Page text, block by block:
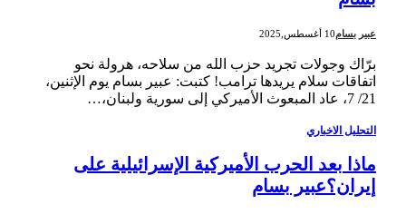
عبير بسام10 أغسطس,2025
برّاك وجولات تجريد حزب الله من سلاحه، هرولة نحو
اتفاقات سلام يريدها ترامب! كتبت: عبير بسام يوم الإثنين،
21/ 7، عاد المبعوث الأميركي إلى سورية ولبنان،…
التحليل الاخباري
ماذا بعد الحرب الأميركية الإسرائيلية على
إيران؟عبير بسام